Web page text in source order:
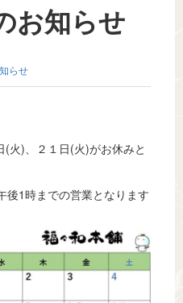
お知らせ
らせ
(火)、２１日(火)がお休みと
後1時までの営業となります